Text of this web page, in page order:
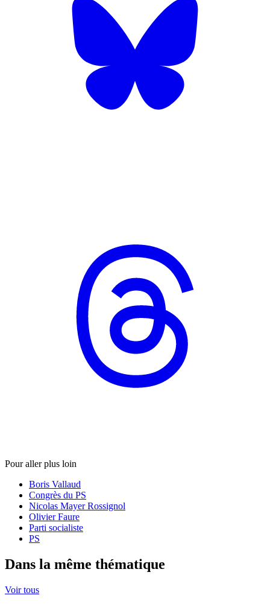
Pour aller plus loin
Boris Vallaud
Congrès du PS
Nicolas Mayer Rossignol
Olivier Faure
Parti socialiste
PS
Dans la même thématique
Voir tous